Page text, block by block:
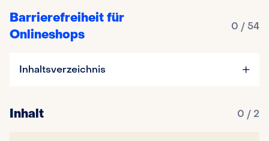
Barrierefreiheit für
Onlineshops
0 / 54
Inhaltsverzeichnis
Inhalt 0 / 2